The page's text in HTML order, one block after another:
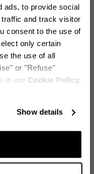
ads, to provide social
and track visitor
consent to the use of
only certain
the use of all
or "Refuse"
in our Cookie Policy.
Show details
laufenden!
und Stiletto-
Spitze und Absatz
einen frischen und
PVC ist nach
Kombination
- bei den
Gatsby Sling-Back